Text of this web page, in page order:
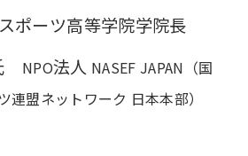
ポーツ高等学院学院長
NPO法人 NASEF JAPAN（国
連盟ネットワーク 日本本部）